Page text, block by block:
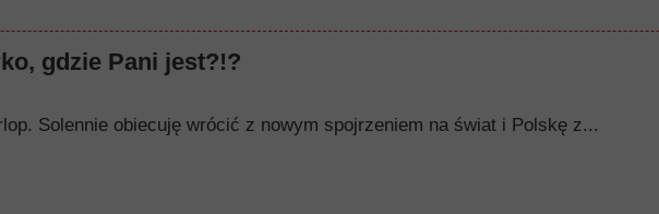
gdzie Pani jest?!?
Solennie obiecuję wrócić z nowym spojrzeniem na świat i Polskę z...